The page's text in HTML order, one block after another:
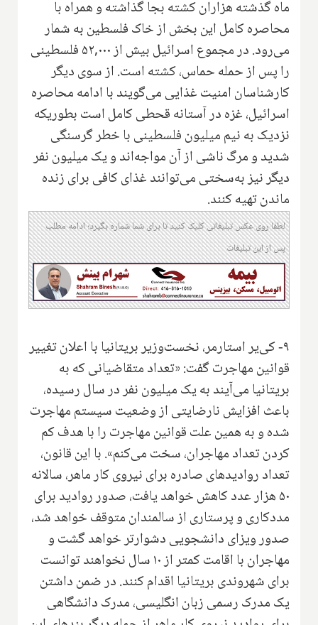
ماه گذشته هزاران کشته بجا گذاشته و همراه با
محاصره کامل این بخش از خاک فلسطین به شمار
می‌رود. در مجموع اسرائیل بیش از ۵۲,۰۰۰ فلسطینی
را پس از حمله حماس، کشته است. از سوی دیگر
کارشناسان امنیت غذایی می‌گویند با ادامه محاصره
اسرائیل، غزه در آستانه قحطی کامل است بطوریکه
نزدیک به نیم میلیون فلسطینی با خطر گرسنگی
شدید و مرگ ناشی از آن مواجه‌اند و یک میلیون نفر
دیگر نیز به‌سختی می‌توانند غذای کافی برای زنده
ماندن تهیه کنند.
لطفا روی عکس تبلیغاتی کلیک کنید تا برای شما شماره بگیرد؛ ادامه مطلب
پس از این تبلیغات
۹- کی‌یر استارمر، نخست‌وزیر بریتانیا با اعلان تغییر
قوانین مهاجرت گفت: «تعداد متقاضیانی که به
بریتانیا می‌آیند به یک میلیون نفر در سال رسیده،
باعث افزایش نارضایتی از وضعیت سیستم مهاجرت
شده و به همین علت قوانین مهاجرت را با هدف کم
کردن تعداد مهاجران، سخت می‌کنم». با این قانون،
تعداد روادیدهای صادره برای نیروی کار ماهر، سالانه
۵۰ هزار عدد کاهش خواهد یافت، صدور روادید برای
مددکاری و پرستاری از سالمندان متوقف خواهد شد،
صدور ویزای دانشجویی دشوارتر خواهد گشت و
مهاجران با اقامت کمتر از ۱۰ سال نخواهند توانست
برای شهروندی بریتانیا اقدام کنند. در ضمن داشتن
یک مدرک رسمی زبان انگلیسی، مدرک دانشگاهی